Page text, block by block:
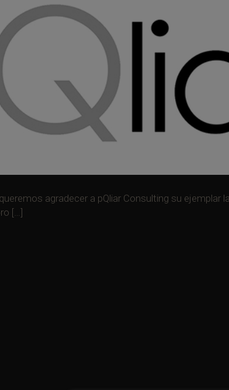
agradecer a pQliar Consulting su ejemplar
[…]